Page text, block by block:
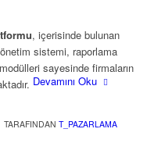
, içerisinde bulunan
sistemi, raporlama
sayesinde firmaların
Devamını Oku
TARAFINDAN T_PAZARLAMA